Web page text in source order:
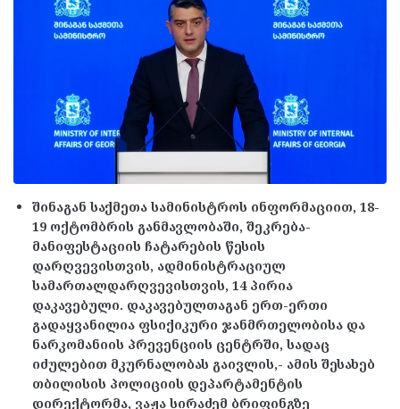
შინაგან საქმეთა სამინისტროს ინფორმაციით, 18-
19 ოქტომბრის განმავლობაში, შეკრება-
მანიფესტაციის ჩატარების წესის
დარღვევისთვის, ადმინისტრაციულ
სამართალდარღვევისთვის, 14 პირია
დაკავებული. დაკავებულთაგან ერთ-ერთი
გადაყვანილია ფსიქიკური ჯანმრთელობისა და
ნარკომანიის პრევენციის ცენტრში, სადაც
იძულებით მკურნალობას გაივლის,- ამის შესახებ
თბილისის პოლიციის დეპარტამენტის
დირექტორმა, ვაჟა სირაძემ ბრიფინგზე